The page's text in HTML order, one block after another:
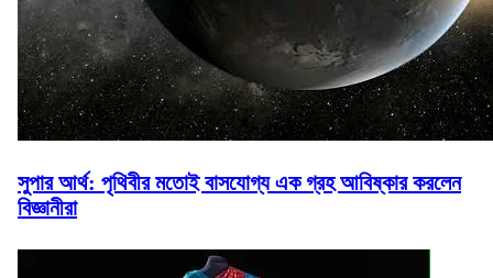
সুপার আর্থ: পৃথিবীর মতোই বাসযোগ্য এক গ্রহ আবিষ্কার করলেন
বিজ্ঞানীরা